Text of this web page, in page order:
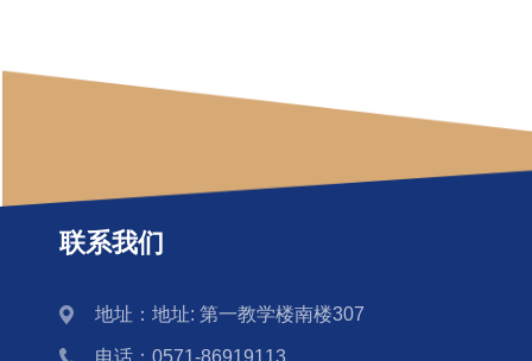
联系我们
地址：地址: 第一教学楼南楼307
电话：0571-86919113